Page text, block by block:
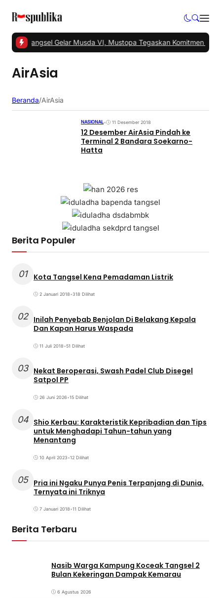
PKS Tangsel Gelar Musda VI, Mustopa Tegaskan Komitmen
AirAsia
Beranda/AirAsia
NASIONAL• 11 Desember 2018
12 Desember AirAsia Pindah ke
Terminal 2 Bandara Soekarno-
Hatta
Berita Populer
01 Kota Tangsel Kena Pemadaman Listrik
2 Januari 2018•318 Dilihat
02 Inilah Penyebab Benjolan Di Belakang Kepala
Dan Kapan Harus Waspada
11 Juli 2018•51 Dilihat
03 Nekat Beroperasi, Swash Padel Club Disegel
Satpol PP
26 Juni 2026•15 Dilihat
04 Shio Kerbau: Karakteristik Kepribadian dan Tips
untuk Menghadapi Tahun-tahun yang
Menantang
10 April 2023•12 Dilihat
05 Pria ini Ngaku Punya Penis Terpanjang di Dunia,
Ternyata ini Triknya
7 Januari 2018•11 Dilihat
Berita Terbaru
Nasib Warga Kampung Koceak Tangsel 2
Bulan Kekeringan Dampak Kemarau
6 Agustus 2026